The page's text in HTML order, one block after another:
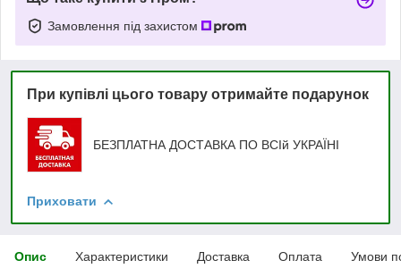
Замовлення під захистом
При купівлі цього товару отримайте подарунок
БЕЗПЛАТНА ДОСТАВКА ПО ВСІй УКРАЇНІ
Приховати
Опис Характеристики Доставка Оплата Умови